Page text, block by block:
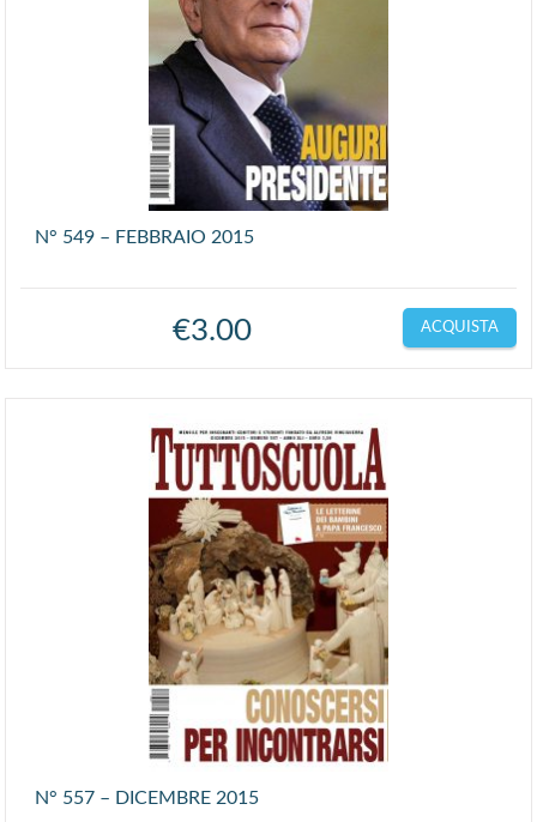
N° 549 – FEBBRAIO 2015
€3.00 ACQUISTA
N° 557 – DICEMBRE 2015